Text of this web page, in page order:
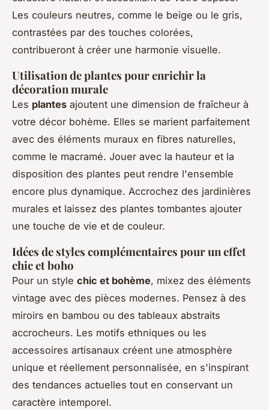
Les couleurs neutres, comme le beige ou le gris,
contrastées par des touches colorées,
contribueront à créer une harmonie visuelle.
Utilisation de plantes pour enrichir la
décoration murale
Les plantes ajoutent une dimension de fraîcheur à
votre décor bohème. Elles se marient parfaitement
avec des éléments muraux en fibres naturelles,
comme le macramé. Jouer avec la hauteur et la
disposition des plantes peut rendre l'ensemble
encore plus dynamique. Accrochez des jardinières
murales et laissez des plantes tombantes ajouter
une touche de vie et de couleur.
Idées de styles complémentaires pour un effet
chic et boho
Pour un style chic et bohème, mixez des éléments
vintage avec des pièces modernes. Pensez à des
miroirs en bambou ou des tableaux abstraits
accrocheurs. Les motifs ethniques ou les
accessoires artisanaux créent une atmosphère
unique et réellement personnalisée, en s'inspirant
des tendances actuelles tout en conservant un
caractère intemporel.